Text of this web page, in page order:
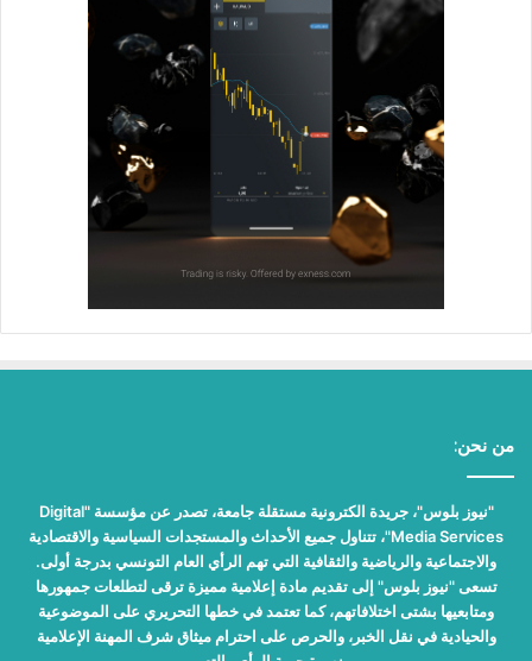
من نحن:
"نيوز بلوس"، جريدة الكترونية مستقلة جامعة، تصدر عن مؤسسة "Digital
Media Services"، تتناول جميع الأحداث والمستجدات السياسية والاقتصادية
والاجتماعية والرياضية والثقافية التي تهم الرأي العام التونسي بدرجة أولى.
تسعى "نيوز بلوس" إلى تقديم مادة إعلامية مميزة ترقى لتطلعات جمهورها
ومتابعيها بشتى اختلافاتهم، كما تعتمد في خطها التحريري على الموضوعية
والحيادية في نقل الخبر، والحرص على احترام ميثاق شرف المهنة الإعلامية